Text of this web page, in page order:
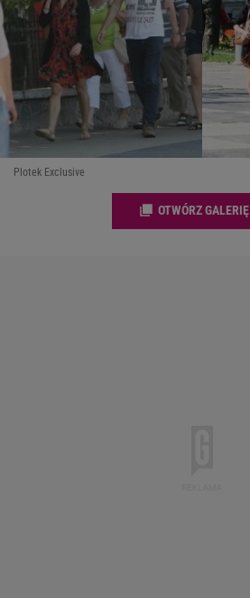
Plotek Exclusive
OTWÓRZ GALERIĘ